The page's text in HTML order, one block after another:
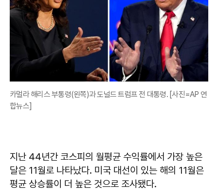
카멀라 해리스 부통령(왼쪽)과 도널드 트럼프 전 대통령. [사진=AP 연
합뉴스]
지난 44년간 코스피의 월평균 수익률에서 가장 높은
달은 11월로 나타났다. 미국 대선이 있는 해의 11월은
평균 상승률이 더 높은 것으로 조사됐다.